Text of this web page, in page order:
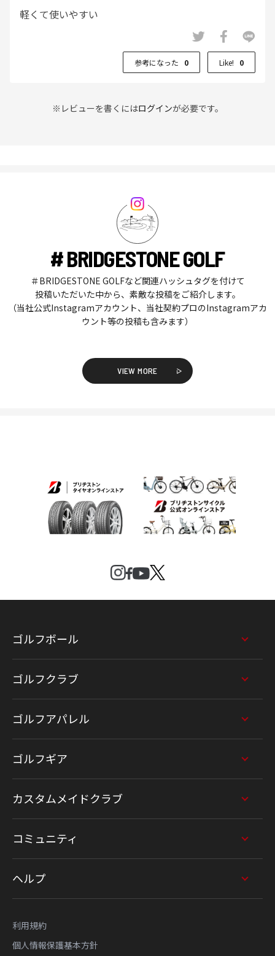
軽くて使いやすい
参考になった 0 Like! 0
※レビューを書くにはログインが必要です。
# BRIDGESTONE GOLF
＃BRIDGESTONE GOLFなど関連ハッシュタグを付けて
投稿いただいた中から、素敵な投稿をご紹介します。
（当社公式Instagramアカウント、当社契約プロのInstagramアカ
ウント等の投稿も含みます）
VIEW MORE
ゴルフボール
ゴルフクラブ
ゴルフアパレル
ゴルフギア
カスタムメイドクラブ
コミュニティ
ヘルプ
利用規約
個人情報保護基本方針